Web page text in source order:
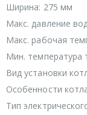
Ширина: 275 мм
Макс. давление
Макс. рабочая
Мин. температура
Вид установки
Особенности
Тип